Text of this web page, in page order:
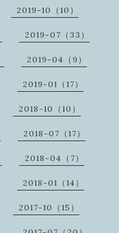
2019-10（10）
2019-07（33）
2019-04（9）
2019-01（17）
2018-10（10）
2018-07（17）
2018-04（7）
2018-01（14）
2017-10（15）